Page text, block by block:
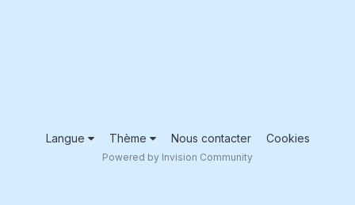
Langue Thème Nous contacter Cookies
Powered by Invision Community